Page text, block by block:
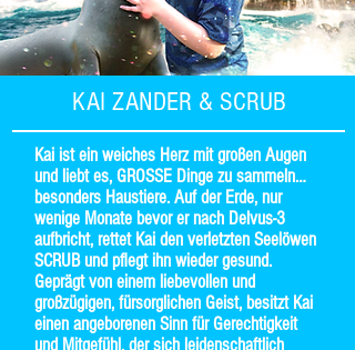
KAI ZANDER & SCRUB
Kai ist ein weiches Herz mit großen Augen
und liebt es, GROSSE Dinge zu sammeln…
besonders Haustiere. Auf der Erde, nur
wenige Monate bevor er nach Delvus-3
aufbricht, rettet Kai den verletzten Seelöwen
SCRUB und pflegt ihn wieder gesund.
Geprägt von einem liebevollen und
großzügigen, fürsorglichen Geist, besitzt Kai
einen angeborenen Sinn für Gerechtigkeit
und Mitgefühl, der sich leidenschaftlich